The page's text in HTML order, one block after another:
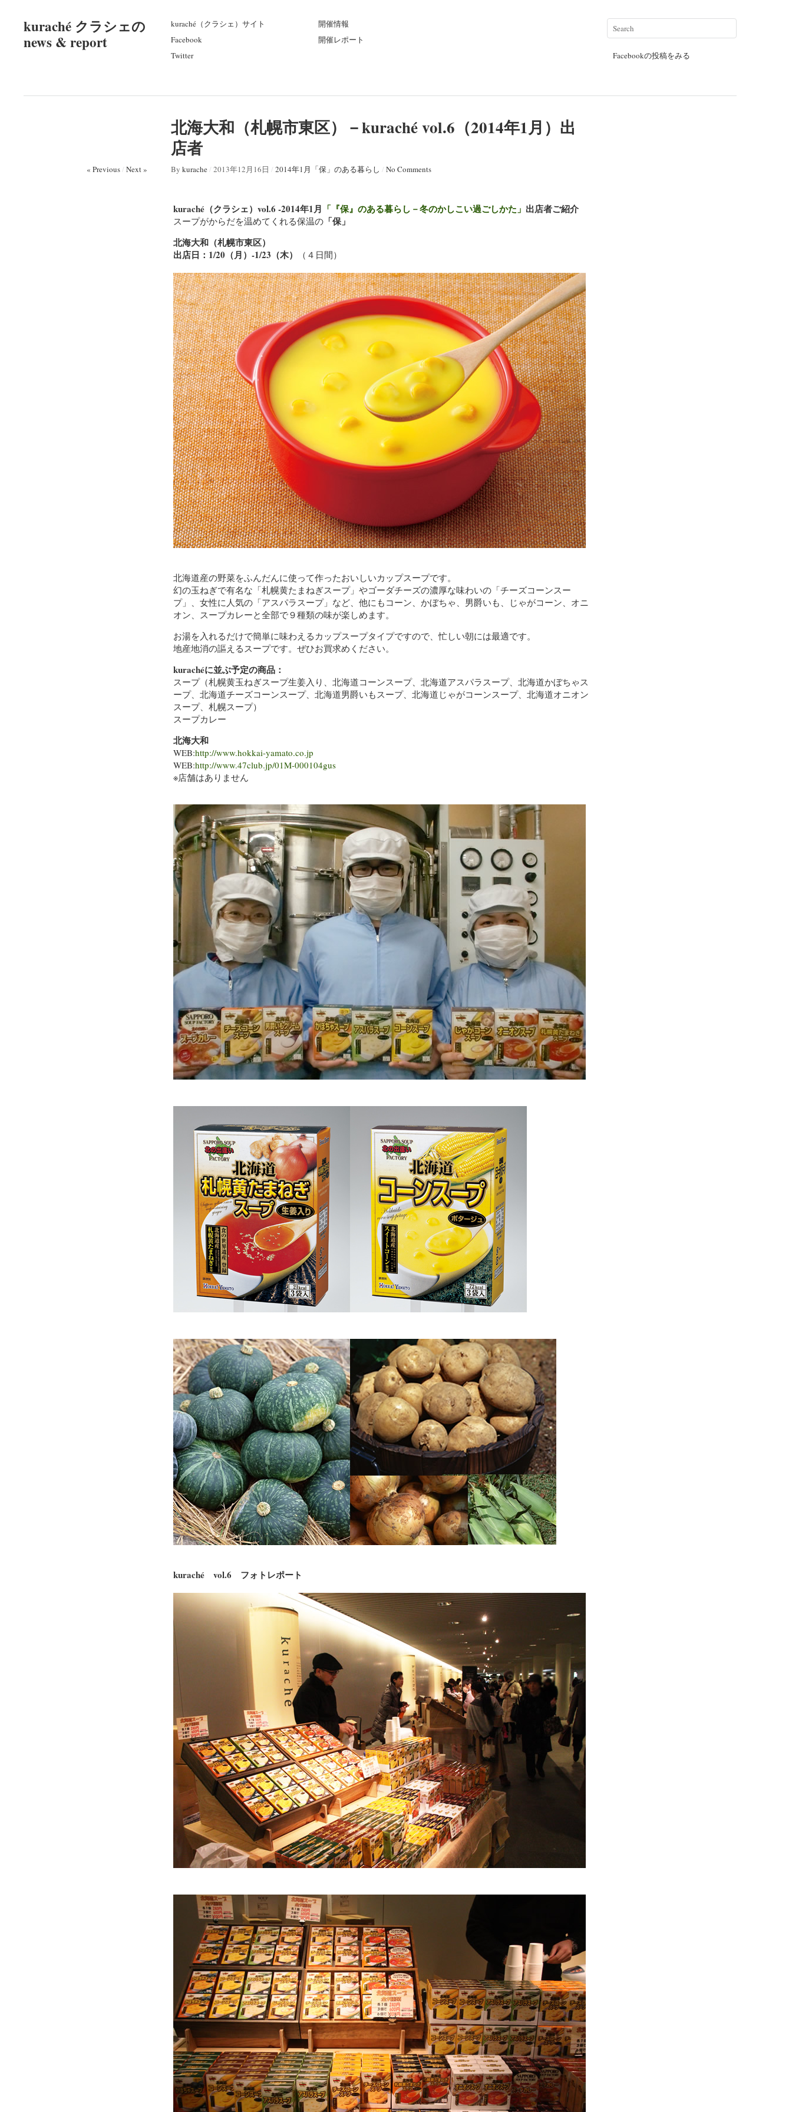
kuraché クラシェの
news & report
kuraché（クラシェ）サイト
Facebook
Twitter
開催情報
開催レポート
Facebookの投稿をみる
北海大和（札幌市東区）－kuraché vol.6（2014年1月）出
店者
« Previous/ Next » By kurache/ 2013年12月16日 / 2014年1月「保」のある暮らし / No Comments
kuraché（クラシェ）vol.6 -2014年1月 「『保』のある暮らし－冬のかしこい過ごしかた」 出店者ご紹介
スープがからだを温めてくれる保温の 「保」
北海大和（札幌市東区）
出店日：1/20（月）-1/23（木）
（４日間）
北海道産の野菜をふんだんに使って作ったおいしいカップスープです。
幻の玉ねぎで有名な「札幌黄たまねぎスープ」やゴーダチーズの濃厚な味わいの「チーズコーンスー
プ」、女性に人気の「アスパラスープ」など、他にもコーン、かぼちゃ、男爵いも、じゃがコーン、オニ
オン、スープカレーと全部で９種類の味が楽しめます。
お湯を入れるだけで簡単に味わえるカップスープタイプですので、忙しい朝には最適です。
地産地消の謳えるスープです。ぜひお買求めください。
kurachéに並ぶ予定の商品：
スープ（札幌黄玉ねぎスープ生姜入り、北海道コーンスープ、北海道アスパラスープ、北海道かぼちゃス
ープ、北海道チーズコーンスープ、北海道男爵いもスープ、北海道じゃがコーンスープ、北海道オニオン
スープ、札幌スープ）
スープカレー
北海大和
WEB:http://www.hokkai-yamato.co.jp
WEB:http://www.47club.jp/01M-000104gus
※店舗はありません
kuraché vol.6 フォトレポート